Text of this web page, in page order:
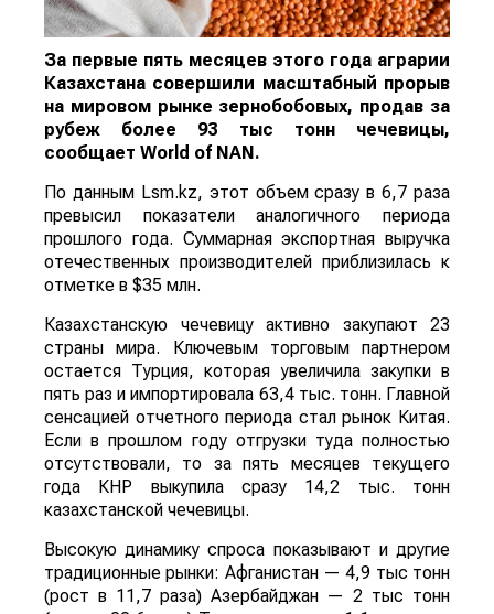
За первые пять месяцев этого года аграрии
Казахстана совершили масштабный прорыв
на мировом рынке зернобобовых, продав за
рубеж более 93 тыс тонн чечевицы,
сообщает World of NAN .
По данным Lsm.kz, этот объем сразу в 6,7 раза
превысил показатели аналогичного периода
прошлого года. Суммарная экспортная выручка
отечественных производителей приблизилась к
отметке в $35 млн.
Казахстанскую чечевицу активно закупают 23
страны мира. Ключевым торговым партнером
остается Турция, которая увеличила закупки в
пять раз и импортировала 63,4 тыс. тонн. Главной
сенсацией отчетного периода стал рынок Китая.
Если в прошлом году отгрузки туда полностью
отсутствовали, то за пять месяцев текущего
года КНР выкупила сразу 14,2 тыс. тонн
казахстанской чечевицы.
Высокую динамику спроса показывают и другие
традиционные рынки: Афганистан — 4,9 тыс тонн
(рост в 11,7 раза) Азербайджан — 2 тыс тонн